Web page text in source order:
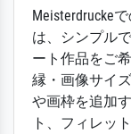
Meisterdrucke
は、シンプル
ート作品をご
縁・画像サイ
や画枠を追加
ト、フィレッ